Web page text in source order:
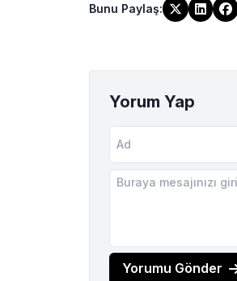
Bunu Paylaş:
Yorum Yap
Yorumu Gönder